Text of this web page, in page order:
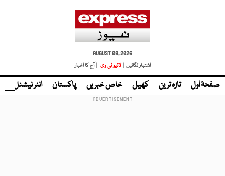
AUGUST 08, 2026
اشتہار لگائیں |
لائیو ٹی وی | آج کا اخبار
صفحۂ اول تازہ ترین کھیل خاص خبریں پاکستان انٹر نیشنل